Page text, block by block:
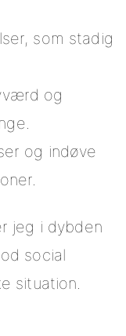
som stadig
og
og indøve
jeg i dybden
social
situation.